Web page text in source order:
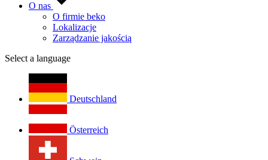
O nas
O firmie beko
Lokalizacje
Zarządzanie jakością
Select a language
Deutschland
Österreich